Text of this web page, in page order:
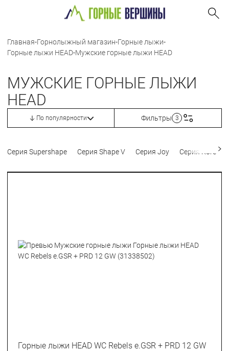
Главная-Горнолыжный магазин-Горные лыжи-
Горные лыжи HEAD-Мужские горные лыжи HEAD
МУЖСКИЕ ГОРНЫЕ ЛЫЖИ
HEAD
По популярности Фильтры 3
Серия Supershape Серия Shape V Серия Joy Серия Kore
Горные лыжи HEAD WC Rebels e.GSR + PRD 12 GW